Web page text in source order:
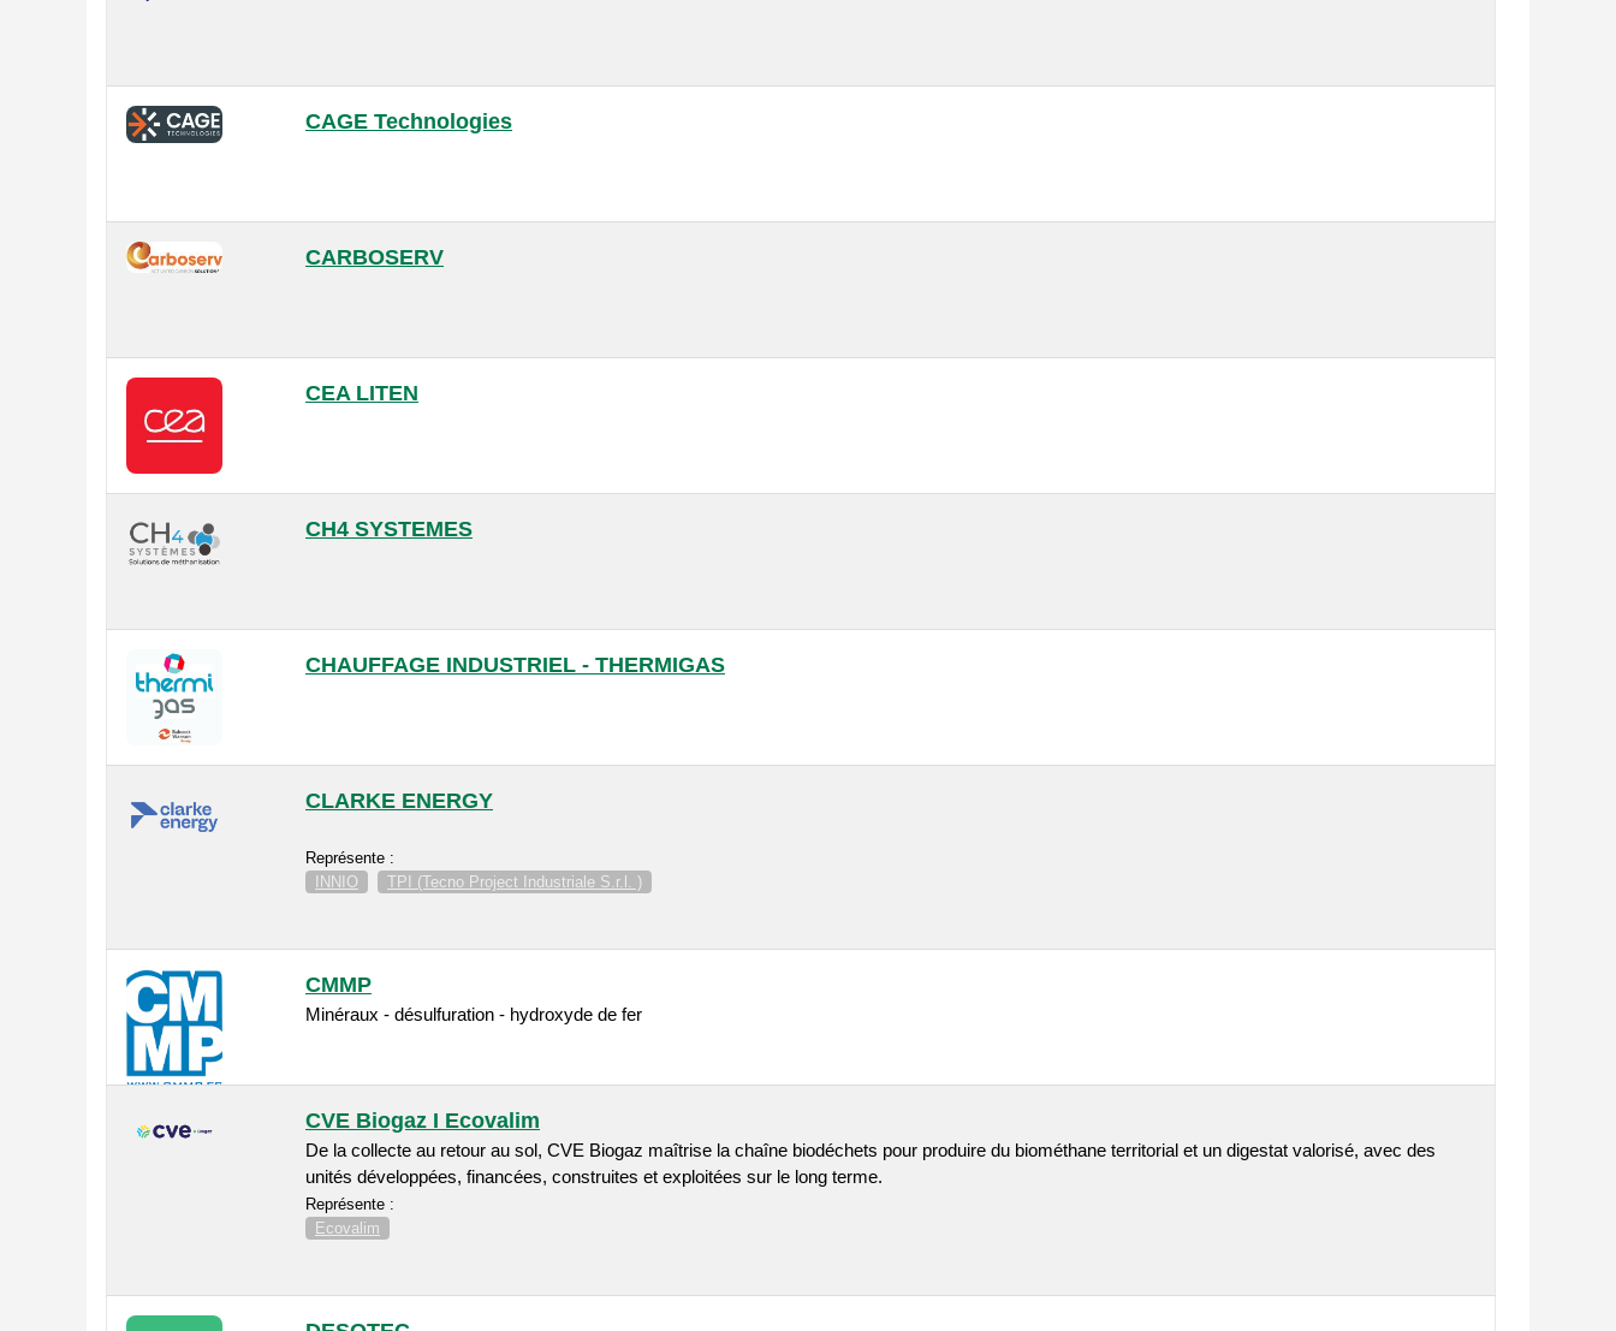
CAGE Technologies
CARBOSERV
CEA LITEN
CH4 SYSTEMES
CHAUFFAGE INDUSTRIEL - THERMIGAS
CLARKE ENERGY
Représente :
INNIO
TPI (Tecno Project Industriale S.r.l. )
CMMP
Minéraux - désulfuration - hydroxyde de fer
CVE Biogaz I Ecovalim
De la collecte au retour au sol, CVE Biogaz maîtrise la chaîne biodéchets pour produire du biométhane territorial et un digestat valorisé, avec des
unités développées, financées, construites et exploitées sur le long terme.
Représente :
Ecovalim